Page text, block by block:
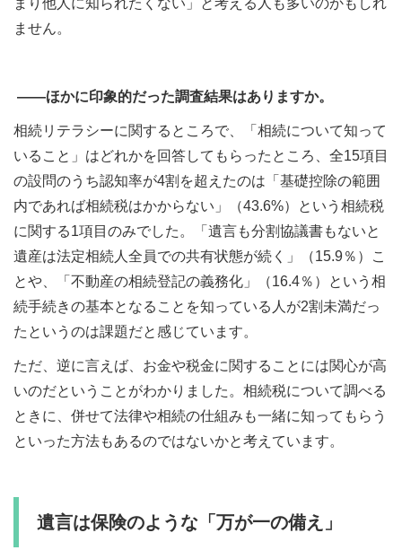
ません。
――ほかに印象的だった調査結果はありますか。
相続リテラシーに関するところで、「相続について知って
いること」はどれかを回答してもらったところ、全15項目
の設問のうち認知率が4割を超えたのは「基礎控除の範囲
内であれば相続税はかからない」（43.6%）という相続税
に関する1項目のみでした。「遺言も分割協議書もないと
遺産は法定相続人全員での共有状態が続く」（15.9％）こ
とや、「不動産の相続登記の義務化」（16.4％）という相
続手続きの基本となることを知っている人が2割未満だっ
たというのは課題だと感じています。
ただ、逆に言えば、お金や税金に関することには関心が高
いのだということがわかりました。相続税について調べる
ときに、併せて法律や相続の仕組みも一緒に知ってもらう
といった方法もあるのではないかと考えています。
遺言は保険のような「万が一の備え」